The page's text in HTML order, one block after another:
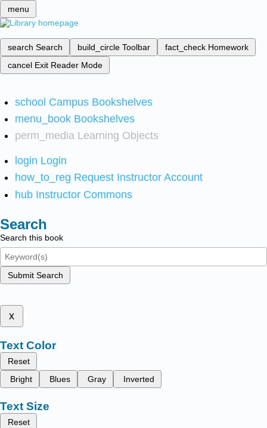
menu
search Search build_circle Toolbar fact_check Homework
cancel Exit Reader Mode
school Campus Bookshelves
menu_book Bookshelves
perm_media Learning Objects
login Login
how_to_reg Request Instructor Account
hub Instructor Commons
Search
Search this book
Submit Search
x
Text Color
Reset
Bright
Blues Gray Inverted
Text Size
Reset